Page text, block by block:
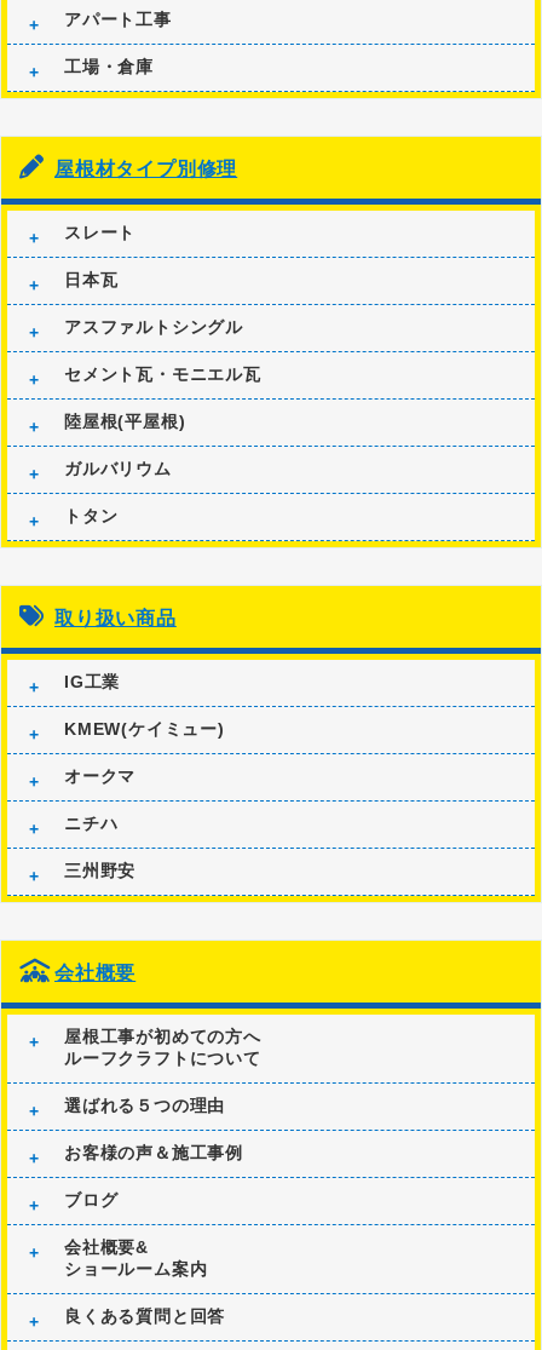
アパート工事
工場・倉庫
屋根材タイプ別修理
スレート
日本瓦
アスファルトシングル
セメント瓦・モニエル瓦
陸屋根(平屋根)
ガルバリウム
トタン
取り扱い商品
IG工業
KMEW(ケイミュー)
オークマ
ニチハ
三州野安
会社概要
屋根工事が初めての方へ
ルーフクラフトについて
選ばれる５つの理由
お客様の声＆施工事例
ブログ
会社概要&
ショールーム案内
良くある質問と回答